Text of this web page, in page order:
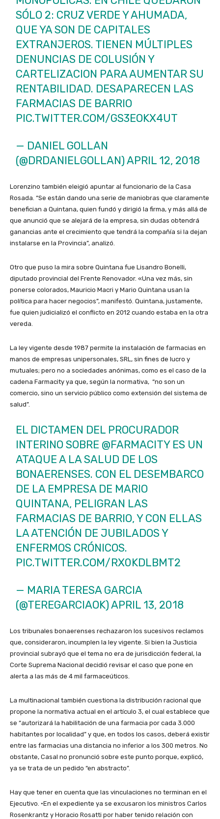
SÓLO 2: CRUZ VERDE Y AHUMADA,
QUE YA SON DE CAPITALES
EXTRANJEROS. TIENEN MÚLTIPLES
DENUNCIAS DE COLUSIÓN Y
CARTELIZACION PARA AUMENTAR SU
RENTABILIDAD. DESAPARECEN LAS
FARMACIAS DE BARRIO
PIC.TWITTER.COM/GS3EOKX4UT
— DANIEL GOLLAN
(@DRDANIELGOLLAN)APRIL 12, 2018
Lorenzino también eleigió apuntar al funcionario de la Casa
Rosada. “Se están dando una serie de maniobras que claramente
benefician a Quintana, quien fundó y dirigió la firma, y más allá de
que anunció que se alejará de la empresa, sin dudas obtendrá
ganancias ante el crecimiento que tendrá la compañía si la dejan
instalarse en la Provincia”, analizó.
Otro que puso la mira sobre Quintana fue Lisandro Bonelli,
diputado provincial del Frente Renovador. «Una vez más, sin
ponerse colorados, Mauricio Macri y Mario Quintana usan la
política para hacer negocios”, manifestó. Quintana, justamente,
fue quien judicializó el conflicto en 2012 cuando estaba en la otra
vereda.
La ley vigente desde 1987 permite la instalación de farmacias en
manos de empresas unipersonales, SRL, sin fines de lucro y
mutuales; pero no a sociedades anónimas, como es el caso de la
cadena Farmacity ya que, según la normativa, “no son un
comercio, sino un servicio público como extensión del sistema de
salud”.
EL DICTAMEN DEL PROCURADOR
INTERINO SOBRE @FARMACITYES UN
ATAQUE A LA SALUD DE LOS
BONAERENSES. CON EL DESEMBARCO
DE LA EMPRESA DE MARIO
QUINTANA, PELIGRAN LAS
FARMACIAS DE BARRIO, Y CON ELLAS
LA ATENCIÓN DE JUBILADOS Y
ENFERMOS CRÓNICOS.
PIC.TWITTER.COM/RX0KDLBMT2
— MARIA TERESA GARCIA
(@TEREGARCIAOK)APRIL 13, 2018
Los tribunales bonaerenses rechazaron los sucesivos reclamos
que, consideraron, incumplen la ley vigente. Si bien la Justicia
provincial subrayó que el tema no era de jurisdicción federal, la
Corte Suprema Nacional decidió revisar el caso que pone en
alerta a las más de 4 mil farmaceúticos.
La multinacional también cuestiona la distribución racional que
propone la normativa actual en el artículo 3, el cual establece que
se “autorizará la habilitación de una farmacia por cada 3.000
habitantes por localidad” y que, en todos los casos, deberá existir
entre las farmacias una distancia no inferior a los 300 metros. No
obstante, Casal no pronunció sobre este punto porque, explicó,
ya se trata de un pedido “en abstracto”.
Hay que tener en cuenta que las vinculaciones no terminan en el
Ejecutivo. ·En el expediente ya se excusaron los ministros Carlos
Rosenkrantz y Horacio Rosatti por haber tenido relación con